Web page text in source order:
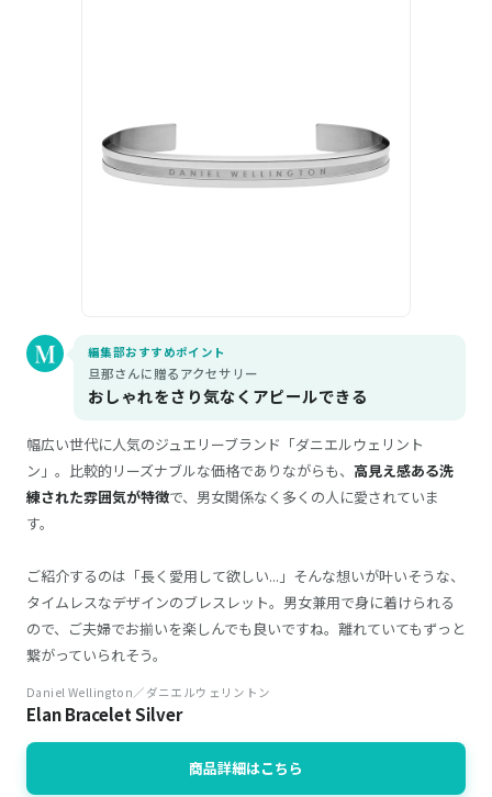
編集部おすすめポイント
旦那さんに贈るアクセサリー
おしゃれをさり気なくアピールできる
幅広い世代に人気のジュエリーブランド「ダニエルウェリント
ン」。比較的リーズナブルな価格でありながらも、 高見え感ある洗
練された雰囲気が特徴で、男女関係なく多くの人に愛されていま
す。
ご紹介するのは「長く愛用して欲しい...」そんな想いが叶いそうな、
タイムレスなデザインのブレスレット。男女兼用で身に着けられる
ので、ご夫婦でお揃いを楽しんでも良いですね。離れていてもずっと
繋がっていられそう。
Daniel Wellington／ダニエルウェリントン
Elan Bracelet Silver
商品詳細はこちら